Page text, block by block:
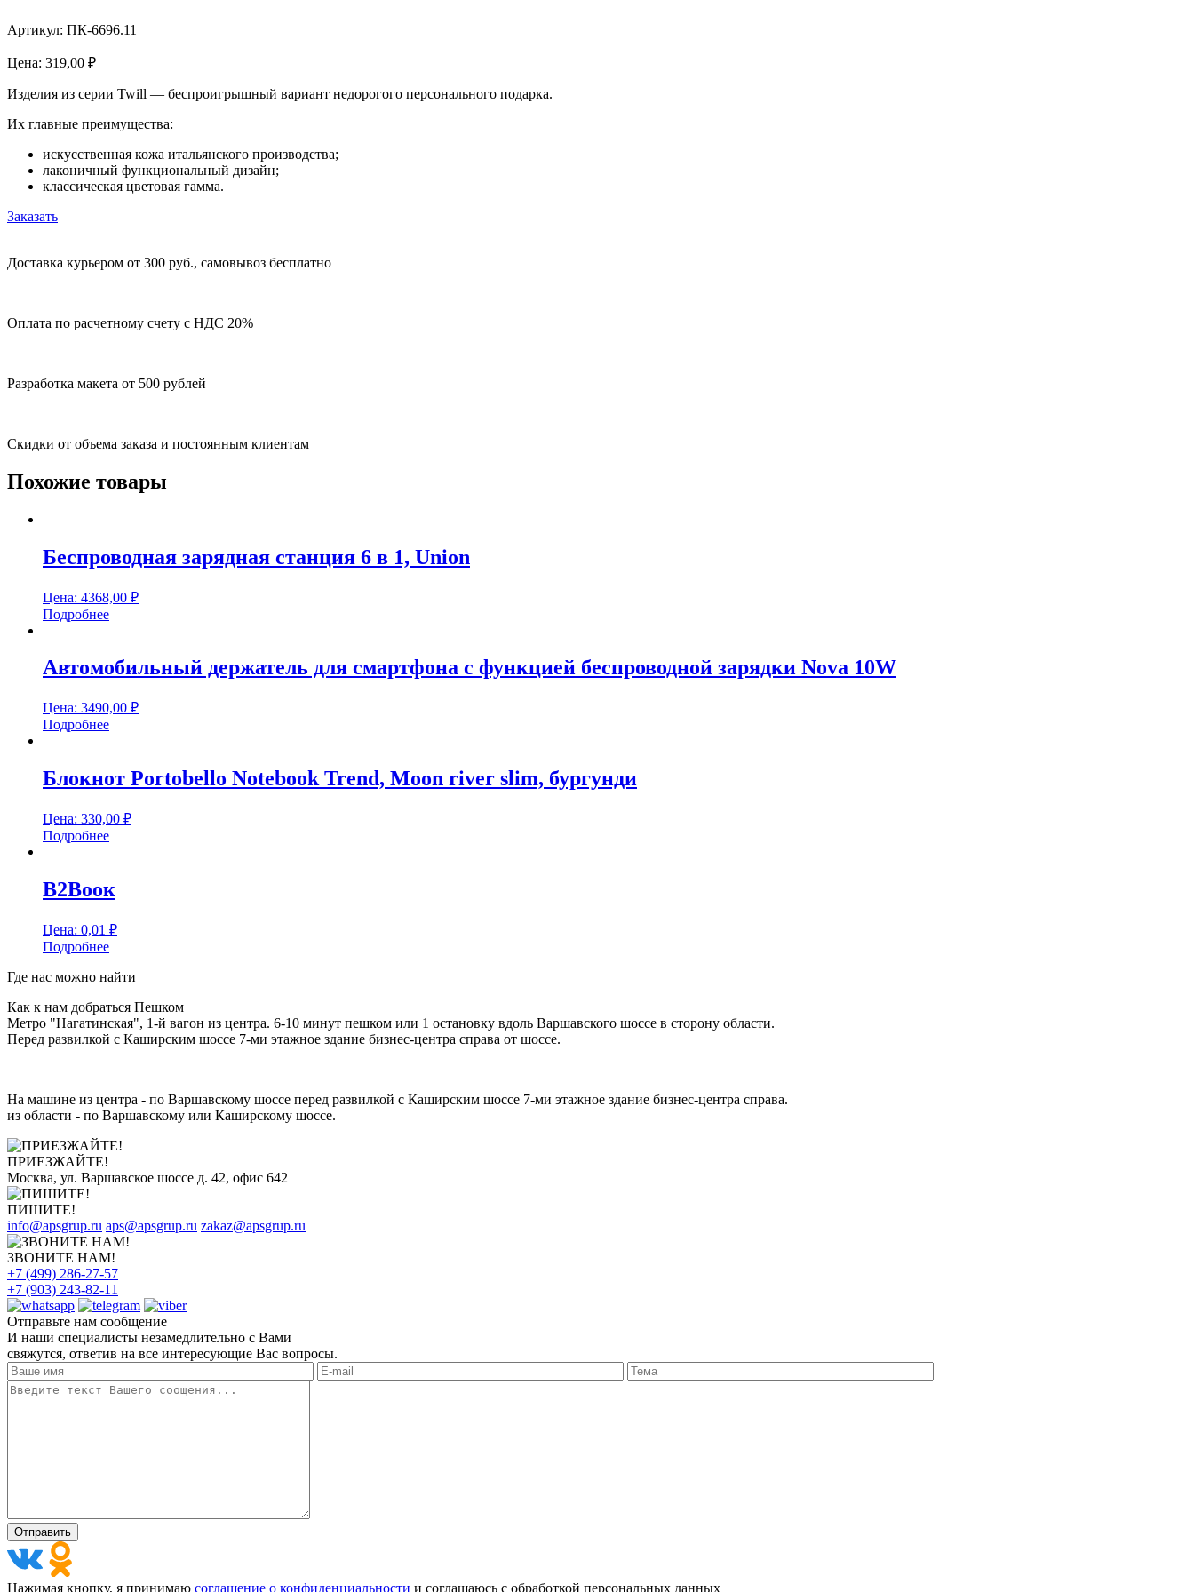
Артикул: ПК-6696.11
Цена: 319,00 ₽
Изделия из серии Twill — беспроигрышный вариант недорогого персонального подарка.
Их главные преимущества:
искусственная кожа итальянского производства;
лаконичный функциональный дизайн;
классическая цветовая гамма.
Заказать
Доставка курьером от 300 руб., самовывоз бесплатно
Оплата по расчетному счету с НДС 20%
Разработка макета от 500 рублей
Скидки от объема заказа и постоянным клиентам
Похожие товары
Беспроводная зарядная станция 6 в 1, Union
Цена: 4368,00 ₽
Подробнее
Автомобильный держатель для смартфона с функцией беспроводной зарядки Nova 10W
Цена: 3490,00 ₽
Подробнее
Блокнот Portobello Notebook Trend, Moon river slim, бургунди
Цена: 330,00 ₽
Подробнее
В2Воок
Цена: 0,01 ₽
Подробнее
Где нас можно найти
Как к нам добраться Пешком
Метро "Нагатинская", 1-й вагон из центра. 6-10 минут пешком или 1 остановку вдоль Варшавского шоссе в сторону области.
Перед развилкой с Каширским шоссе 7-ми этажное здание бизнес-центра справа от шоссе.
На машине из центра - по Варшавскому шоссе перед развилкой с Каширским шоссе 7-ми этажное здание бизнес-центра справа.
из области - по Варшавскому или Каширскому шоссе.
ПРИЕЗЖАЙТЕ!
Москва, ул. Варшавское шоссе д. 42, офис 642
ПИШИТЕ!
info@apsgrup.ru aps@apsgrup.ru zakaz@apsgrup.ru
ЗВОНИТЕ НАМ!
+7 (499) 286-27-57
+7 (903) 243-82-11
Отправьте нам сообщение
И наши специалисты незамедлительно с Вами
свяжутся, ответив на все интересующие Вас вопросы.
Нажимая кнопку, я принимаю соглашение о конфиденциальности и соглашаюсь с обработкой персональных данных